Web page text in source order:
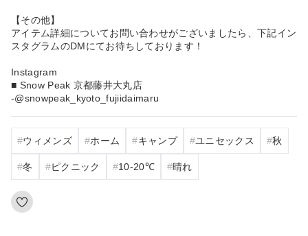
【その他】
アイテム詳細についてお問い合わせがございましたら、下記イン
スタグラムのDMにてお待ちしております！
Instagram
■ Snow Peak 京都藤井大丸店
-@snowpeak_kyoto_fujiidaimaru
ウィメンズ ホーム キャンプ ユニセックス 秋
冬 ピクニック 10‐20℃ 晴れ